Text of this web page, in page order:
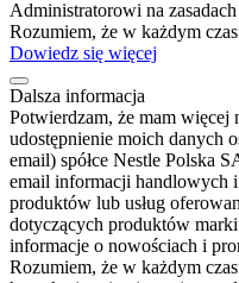
Administratorowi na
Rozumiem, że w każdym
Dowiedz się więcej
Dalsza informacja
Potwierdzam, że mam więcej
udostępnienie moich danych
email) spółce Nestle Polska
email informacji handlowych
produktów lub usług
dotyczących produktów
informacje o nowościach i
Rozumiem, że w każdym